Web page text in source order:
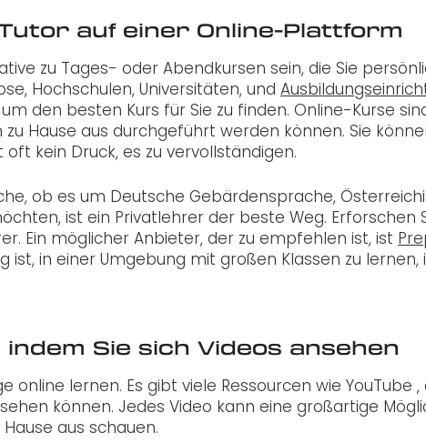
auf einer Online-Plattform
zu Tages- oder Abendkursen sein, die Sie
Hochschulen, Universitäten, und
den besten Kurs für Sie zu finden. Online-Kurse
Hause aus durchgeführt werden können. Sie
kein Druck, es zu vervollständigen.
ob es um Deutsche Gebärdensprache,
ist ein Privatlehrer der beste Weg. Erforschen
Ein möglicher Anbieter, der zu empfehlen ist, ist
ist, in einer Umgebung mit großen Klassen zu
Sie sich Videos ansehen
online lernen. Es gibt viele Ressourcen wie YouTube ,
können. Jedes Video kann eine großartige
aus schauen.